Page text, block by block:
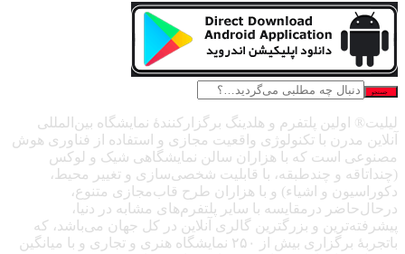
جستجو
لیلیت® اولین پلتفرم و هلدینگ برگزارکنندهٔ نمایشگاه بین‌المللی
آنلاین مدرن با تکنولوژی واقعیت مجازی و استفاده از فناوری هوش
مصنوعی است که با هزاران سالن نمایشگاهی شیک و لوکس
(چنداتاقه و چندطبقه، با قابلیت شخصی‌سازی و تغییر محیط،
دکوراسیون و اشیاء) و با هزاران طرح قاب‌مجازی متنوع،
درحال‌حاضر درمقایسه با سایر پلتفرم‌های مشابه در دنیا،
پیشرفته‌ترین و بزرگترین گالری آنلاین در کل جهان می‌باشد، که
باتجربهٔ برگزاری بیش از ۲۵۰ نمایشگاه هنری و تجاری و با میانگین